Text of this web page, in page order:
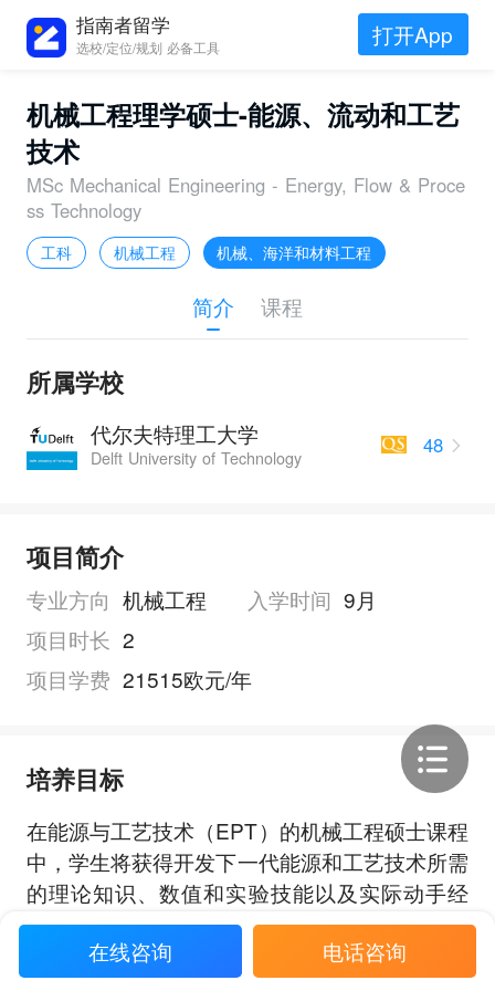
指南者留学
选校/定位/规划 必备工具 打开App
机械工程理学硕士-能源、流动和工艺
技术
MSc Mechanical Engineering - Energy, Flow & Proce
ss Technology
工科 机械工程 机械、海洋和材料工程
简介 课程
所属学校
代尔夫特理工大学
Delft University of Technology
48
项目简介
专业方向 机械工程 入学时间 9月
项目时长 2
项目学费 21515欧元/年
培养目标
在能源与工艺技术（EPT）的机械工程硕士课程
中，学生将获得开发下一代能源和工艺技术所需
的理论知识、数值和实验技能以及实际动手经
验。所有的EPT学生都要完成流体力学、传热传
质设备和应用热力学的课程。EPT课程负荷的选
修部分允许学生调整他们的学位，以强调能源工
展开全部
在线咨询 电话咨询